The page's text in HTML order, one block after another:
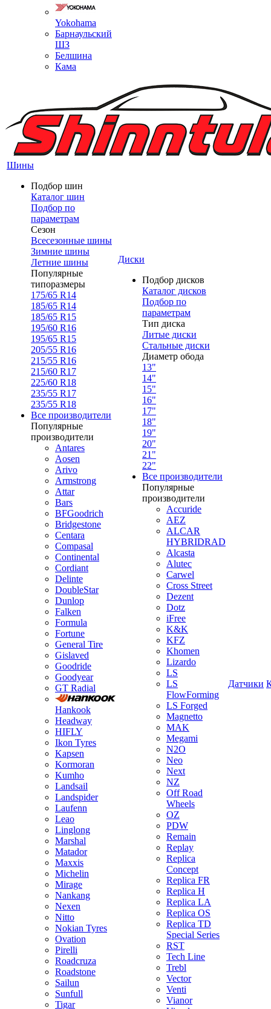
Yokohama
Барнаульский
ШЗ
Белшина
Кама
Шины
Подбор шин
Каталог шин
Подбор по
параметрам
Сезон
Всесезонные шины
Зимние шины
Летние шины
Популярные
типоразмеры
175/65 R14
185/65 R14
185/65 R15
195/60 R16
195/65 R15
205/55 R16
215/55 R16
215/60 R17
225/60 R18
235/55 R17
235/55 R18
Все производители
Популярные
производители
Antares
Aosen
Arivo
Armstrong
Attar
Bars
BFGoodrich
Bridgestone
Centara
Compasal
Continental
Cordiant
Delinte
DoubleStar
Dunlop
Falken
Formula
Fortune
General Tire
Gislaved
Goodride
Goodyear
GT Radial
Hankook
Headway
HIFLY
Ikon Tyres
Kapsen
Kormoran
Kumho
Landsail
Landspider
Laufenn
Leao
Linglong
Marshal
Matador
Maxxis
Michelin
Mirage
Nankang
Nexen
Nitto
Nokian Tyres
Ovation
Pirelli
Roadcruza
Roadstone
Sailun
Sunfull
Tigar
Диски
Подбор дисков
Каталог дисков
Подбор по
параметрам
Тип диска
Литые диски
Стальные диски
Диаметр обода
13"
14"
15"
16"
17"
18"
19"
20"
21"
22"
Все производители
Популярные
производители
Accuride
AEZ
ALCAR
HYBRIDRAD
Alcasta
Alutec
Carwel
Cross Street
Dezent
Dotz
iFree
K&K
KFZ
Khomen
Lizardo
LS
LS
FlowForming
LS Forged
Magnetto
MAK
Megami
N2O
Neo
Next
NZ
Off Road
Wheels
OZ
PDW
Remain
Replay
Replica
Concept
Replica FR
Replica H
Replica LA
Replica OS
Replica TD
Special Series
RST
Tech Line
Trebl
Vector
Venti
Vianor
Датчики